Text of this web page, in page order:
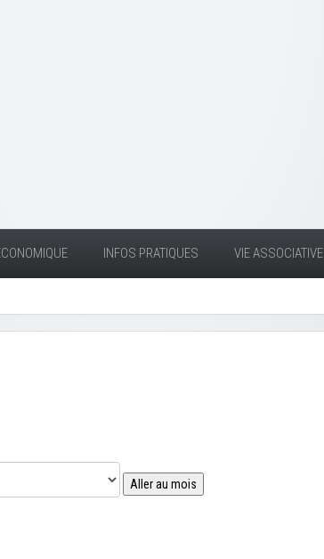
INFOS PRATIQUES VIE ASSOCIATIVE
Aller au mois